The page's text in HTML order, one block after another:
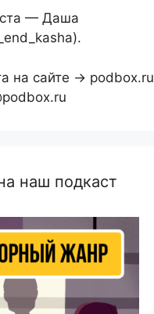
— Даша
на сайте → podbox.ru
наш подкаст